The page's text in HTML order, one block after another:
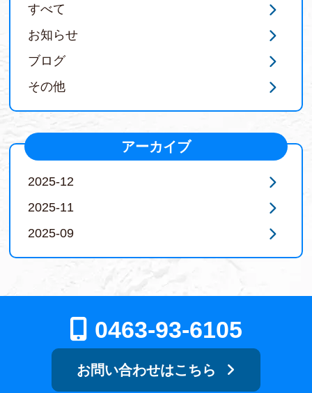
すべて
お知らせ
ブログ
その他
アーカイブ
2025-12
2025-11
2025-09
0463-93-6105
お問い合わせはこちら